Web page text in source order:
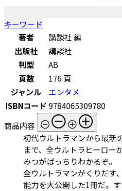
キーワード
著者
講談社 編
出版社
講談社
判型
AB
頁数
176 頁
ジャンル
エンタメ
ISBNコード 9784065309780
商品内容
初代ウルトラマンから最新
まで、全ウルトラヒーロー
みつがばっちりわかるぞ。
全ウルトラマンがくりだす
能力を大公開した1冊だ。す